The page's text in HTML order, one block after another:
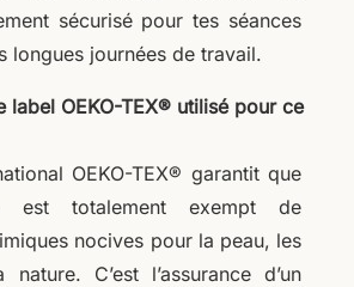
sécurisé pour tes séances
longues journées de travail.
label OEKO-TEX® utilisé pour ce
OEKO-TEX® garantit que
totalement exempt de
nocives pour la peau, les
C’est l’assurance d’un